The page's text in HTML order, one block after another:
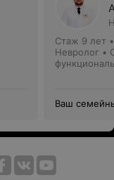
Стаж 9 лет
Невролог •
Ваш